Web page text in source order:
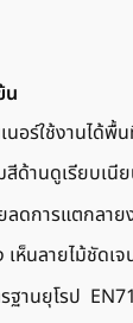
น
อร์ใช้งานได้พื้
ด้านดูเรียบเนี
ดการแตกลาย
ห็นลายไม้ชัดเจ
านยุโรป